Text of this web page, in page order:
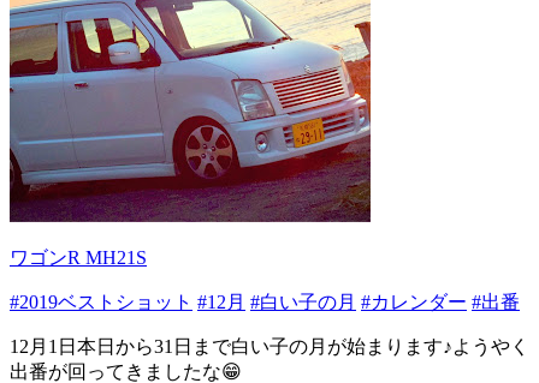
ワゴンR MH21S
#2019ベストショット #12月 #白い子の月 #カレンダー #出番
12月1日本日から31日まで白い子の月が始まります♪ようやく
出番が回ってきましたな😁